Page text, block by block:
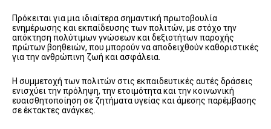
Πρόκειται για μια ιδιαίτερα σημαντική πρωτοβουλία
ενημέρωσης και εκπαίδευσης των πολιτών, με στόχο την
απόκτηση πολύτιμων γνώσεων και δεξιοτήτων παροχής
πρώτων βοηθειών, που μπορούν να αποδειχθούν καθοριστικές
για την ανθρώπινη ζωή και ασφάλεια.
Η συμμετοχή των πολιτών στις εκπαιδευτικές αυτές δράσεις
ενισχύει την πρόληψη, την ετοιμότητα και την κοινωνική
ευαισθητοποίηση σε ζητήματα υγείας και άμεσης παρέμβασης
σε έκτακτες ανάγκες.